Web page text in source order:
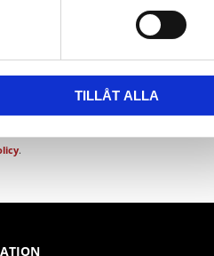
TILLÅT ALLA
.